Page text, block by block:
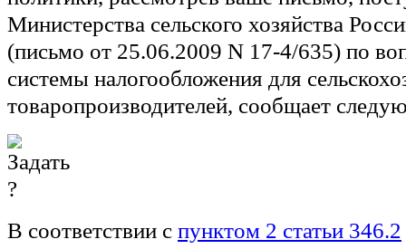
Министерства сельского хозяйства
(письмо от 25.06.2009 N 17-4/635) по
системы налогообложения для
товаропроизводителей, сообщает
В соответствии с пунктом 2 статьи 346.2